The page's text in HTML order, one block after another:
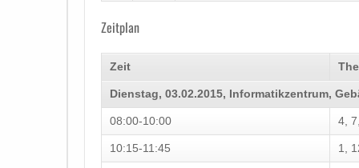
Zeitplan
Zeit
Dienstag, 03.02.2015, Informatikzentrum,
08:00-10:00 4,
10:15-11:45 1,